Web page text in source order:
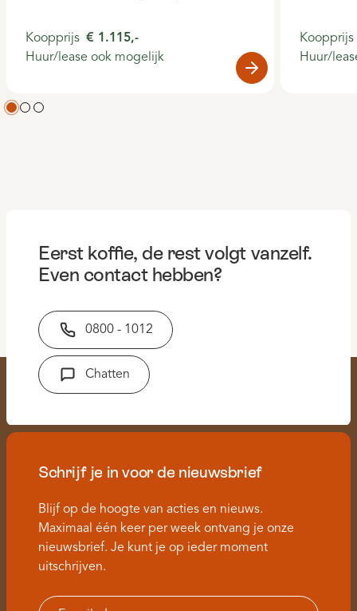
Koopprijs € 1.115,-
Huur/lease ook mogelijk
Koopprijs
Huur/
Eerst koffie, de rest volgt vanzelf.
Even contact hebben?
0800 - 1012
Chatten
Schrijf je in voor de nieuwsbrief
Blijf op de hoogte van acties en nieuws.
Maximaal één keer per week ontvang je onze
nieuwsbrief. Je kunt je op ieder moment
uitschrijven.